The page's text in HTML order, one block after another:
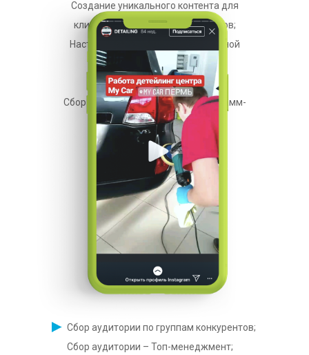
Сбор аудитории по группам конкурентов;
Сбор аудитории – Топ-менеджмент;
Создание уникального контента для
клиента, отстройка от конкурентов;
Настройка и запуск таргетированной
рекламы.
Сбор аудитории при помощи программ-
парсеров: